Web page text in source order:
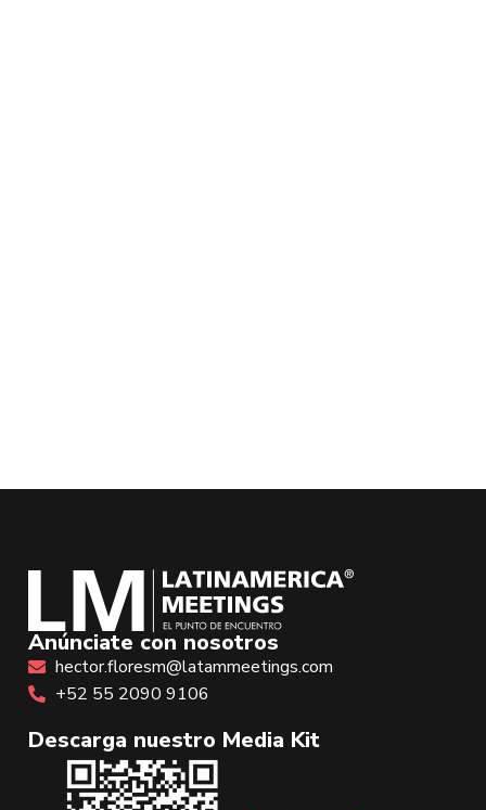
Anúnciate con nosotros
hector.floresm@latammeetings.com
+52 55 2090 9106
Descarga nuestro Media Kit